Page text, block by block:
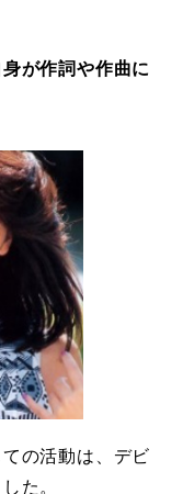
が作詞や作曲に
の活動は、デビ
た。